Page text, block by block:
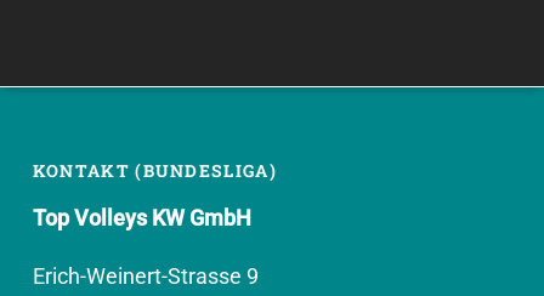
KONTAKT (BUNDESLIGA)
Top Volleys KW GmbH
Erich-Weinert-Strasse 9